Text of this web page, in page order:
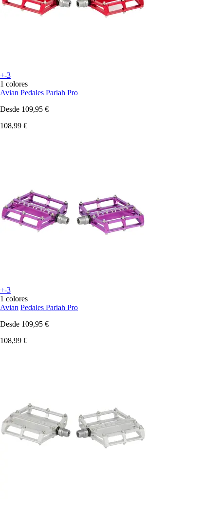
+-3
1 colores
Avian Pedales Pariah Pro
Desde 109,95 €
108,99 €
+-3
1 colores
Avian Pedales Pariah Pro
Desde 109,95 €
108,99 €